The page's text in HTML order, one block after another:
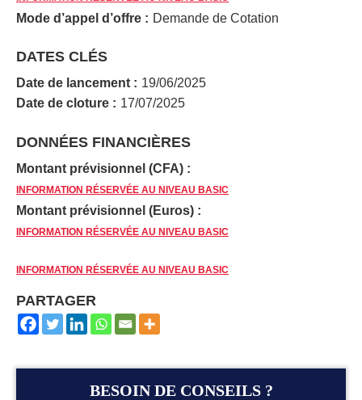
Mode d’appel d’offre : Demande de Cotation
DATES CLÉS
Date de lancement : 19/06/2025
Date de cloture : 17/07/2025
DONNÉES FINANCIÈRES
Montant prévisionnel (CFA) :
INFORMATION RÉSERVÉE AU NIVEAU BASIC
Montant prévisionnel (Euros) :
INFORMATION RÉSERVÉE AU NIVEAU BASIC
INFORMATION RÉSERVÉE AU NIVEAU BASIC
PARTAGER
BESOIN DE CONSEILS ?